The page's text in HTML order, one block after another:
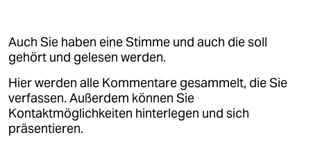
Auch Sie haben eine Stimme und auch die soll
gehört und gelesen werden.
Hier werden alle Kommentare gesammelt, die Sie
verfassen. Außerdem können Sie
Kontaktmöglichkeiten hinterlegen und sich
präsentieren.